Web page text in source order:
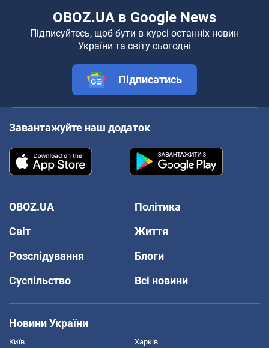
OBOZ.UA в Google News
Підписуйтесь, щоб бути в курсі останніх новин
України та світу сьогодні
Підписатись
Завантажуйте наш додаток
OBOZ.UA
Політика
Світ
Життя
Розслідування
Блоги
Суспільство
Всі новини
Новини України
Київ Харків